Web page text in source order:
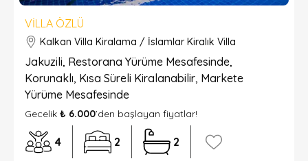
VILLA ÖZLÜ
Kalkan Villa Kiralama / İslamlar Kiralık Villa
Jakuzili, Restorana Yürüme Mesafesinde,
Korunaklı, Kısa Süreli Kiralanabilir, Markete
Yürüme Mesafesinde
Gecelik ₺ 6.000’den başlayan fiyatlar!
4 2 2